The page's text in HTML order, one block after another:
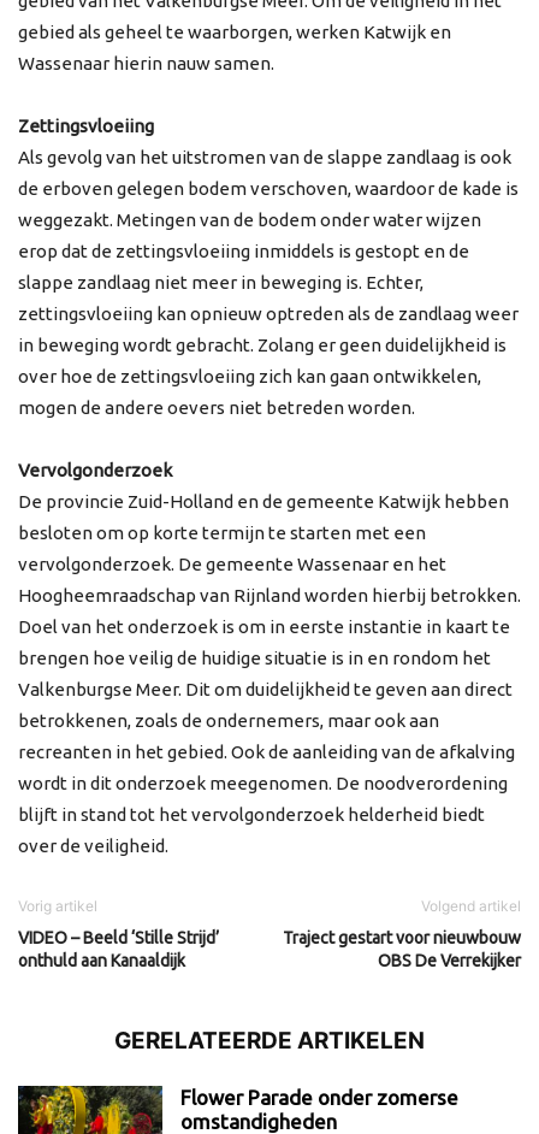
gebied als geheel te waarborgen, werken Katwijk en
Wassenaar hierin nauw samen.
Zettingsvloeiing
Als gevolg van het uitstromen van de slappe zandlaag is ook
de erboven gelegen bodem verschoven, waardoor de kade is
weggezakt. Metingen van de bodem onder water wijzen
erop dat de zettingsvloeiing inmiddels is gestopt en de
slappe zandlaag niet meer in beweging is. Echter,
zettingsvloeiing kan opnieuw optreden als de zandlaag weer
in beweging wordt gebracht. Zolang er geen duidelijkheid is
over hoe de zettingsvloeiing zich kan gaan ontwikkelen,
mogen de andere oevers niet betreden worden.
Vervolgonderzoek
De provincie Zuid-Holland en de gemeente Katwijk hebben
besloten om op korte termijn te starten met een
vervolgonderzoek. De gemeente Wassenaar en het
Hoogheemraadschap van Rijnland worden hierbij betrokken.
Doel van het onderzoek is om in eerste instantie in kaart te
brengen hoe veilig de huidige situatie is in en rondom het
Valkenburgse Meer. Dit om duidelijkheid te geven aan direct
betrokkenen, zoals de ondernemers, maar ook aan
recreanten in het gebied. Ook de aanleiding van de afkalving
wordt in dit onderzoek meegenomen. De noodverordening
blijft in stand tot het vervolgonderzoek helderheid biedt
over de veiligheid.
Vorig artikel
VIDEO – Beeld ‘Stille Strijd’
onthuld aan Kanaaldijk
Volgend artikel
Traject gestart voor nieuwbouw
OBS De Verrekijker
GERELATEERDE ARTIKELEN
Flower Parade onder zomerse
omstandigheden